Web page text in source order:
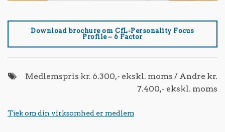
Download brochure om CfL-Personality Focus
Profile – 6 Factor
Medlemspris kr. 6.300,- ekskl. moms / Andre kr.
7.400,- ekskl. moms
Tjek om din virksomhed er medlem